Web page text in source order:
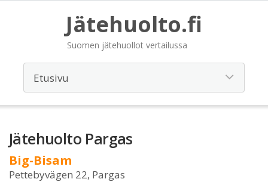
Jätehuolto.fi
Suomen jätehuollot vertailussa
Jätehuolto Pargas
Big-Bisam
Pettebyvägen 22, Pargas